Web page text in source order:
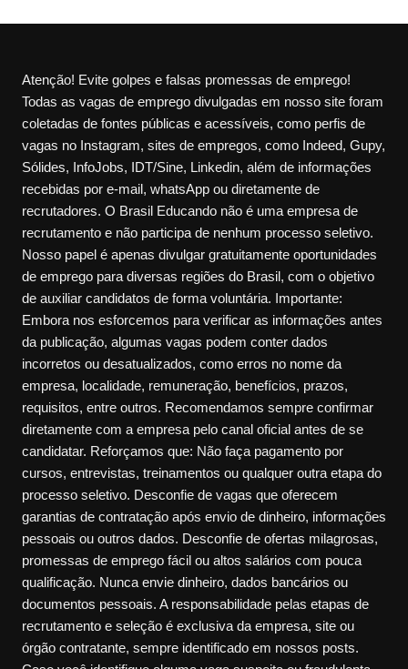
Atenção! Evite golpes e falsas promessas de emprego!
Todas as vagas de emprego divulgadas em nosso site foram
coletadas de fontes públicas e acessíveis, como perfis de
vagas no Instagram, sites de empregos, como Indeed, Gupy,
Sólides, InfoJobs, IDT/Sine, Linkedin, além de informações
recebidas por e-mail, whatsApp ou diretamente de
recrutadores. O Brasil Educando não é uma empresa de
recrutamento e não participa de nenhum processo seletivo.
Nosso papel é apenas divulgar gratuitamente oportunidades
de emprego para diversas regiões do Brasil, com o objetivo
de auxiliar candidatos de forma voluntária. Importante:
Embora nos esforcemos para verificar as informações antes
da publicação, algumas vagas podem conter dados
incorretos ou desatualizados, como erros no nome da
empresa, localidade, remuneração, benefícios, prazos,
requisitos, entre outros. Recomendamos sempre confirmar
diretamente com a empresa pelo canal oficial antes de se
candidatar. Reforçamos que: Não faça pagamento por
cursos, entrevistas, treinamentos ou qualquer outra etapa do
processo seletivo. Desconfie de vagas que oferecem
garantias de contratação após envio de dinheiro, informações
pessoais ou outros dados. Desconfie de ofertas milagrosas,
promessas de emprego fácil ou altos salários com pouca
qualificação. Nunca envie dinheiro, dados bancários ou
documentos pessoais. A responsabilidade pelas etapas de
recrutamento e seleção é exclusiva da empresa, site ou
órgão contratante, sempre identificado em nossos posts.